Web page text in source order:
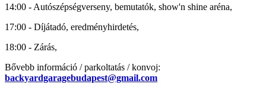
14:00 - Autószépségverseny, bemutatók, show'n shine aréna,
17:00 - Díjátadó, eredményhirdetés,
18:00 - Zárás,
Bővebb információ / parkoltatás / konvoj:
backyardgaragebudapest@gmail.com